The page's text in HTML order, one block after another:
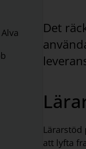
Det
att lyfta